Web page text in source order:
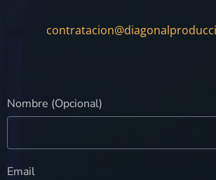
Nombre (Opcional)
Email